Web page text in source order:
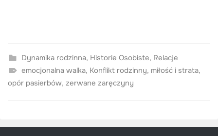
Dynamika rodzinna, Historie Osobiste, Relacje
emocjonalna walka, Konflikt rodzinny, miłość i strata,
opór pasierbów, zerwane zaręczyny